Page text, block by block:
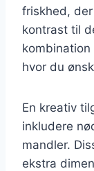
friskhed,
kontrast til
hvor du
En kreativ
inkludere
mandler.
ekstra